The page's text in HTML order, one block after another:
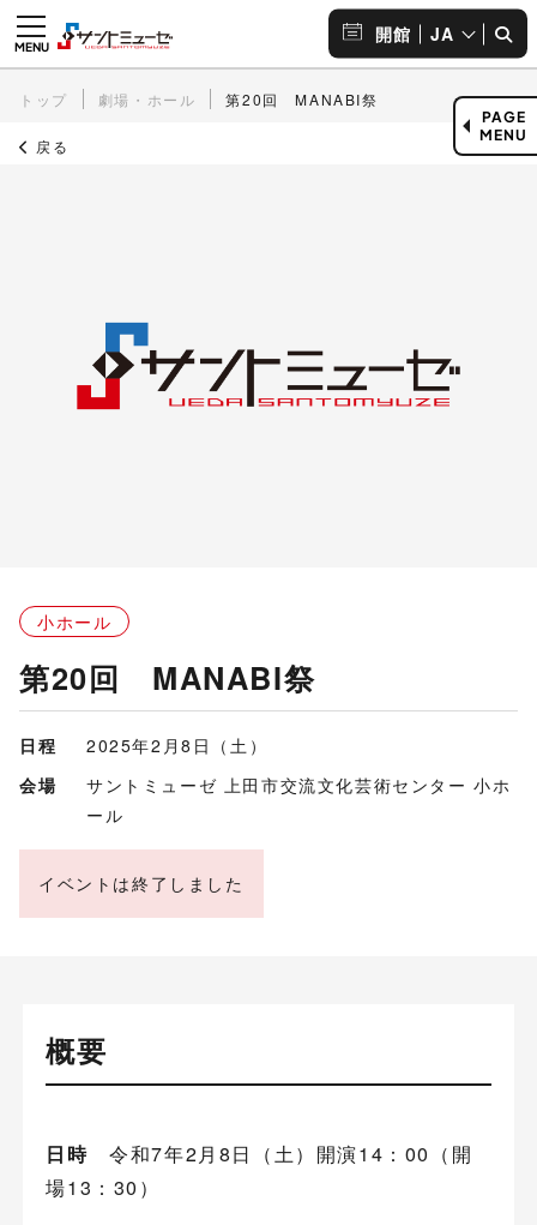
開館 JA
トップ 劇場・ホール 第20回 MANABI祭
戻る
小ホール
第20回 MANABI祭
日程
2025年2月8日（土）
会場
サントミューゼ 上田市交流文化芸術センター 小ホ
ール
イベントは終了しました
PAGE
MENU
概要
日時 令和7年2月8日（土）開演14：00（開
場13：30）